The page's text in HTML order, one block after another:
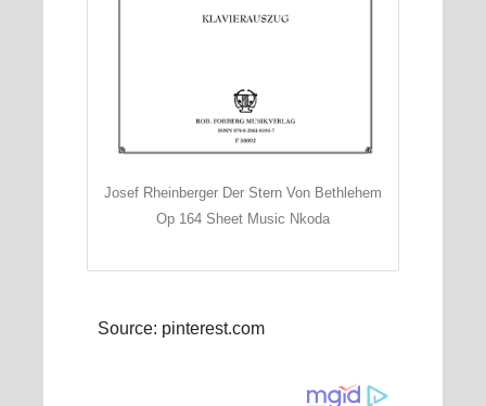
Josef Rheinberger Der Stern Von Bethlehem
Op 164 Sheet Music Nkoda
Source: pinterest.com